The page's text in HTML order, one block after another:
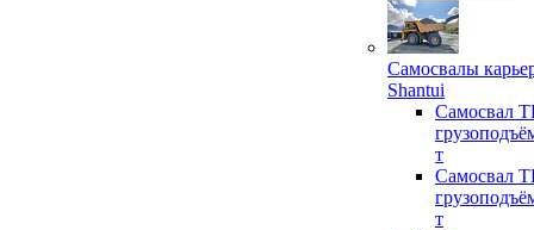
Самосвалы
Shantui
Самосвал
т
Самосвал
т